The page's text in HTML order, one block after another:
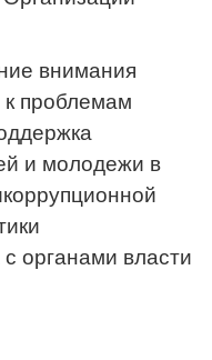
внимания
проблемам
и молодежи в
органами власти